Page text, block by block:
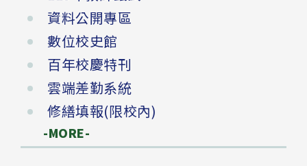
資料公開專區
數位校史館
百年校慶特刊
雲端差勤系統
修繕填報(限校內)
-MORE-